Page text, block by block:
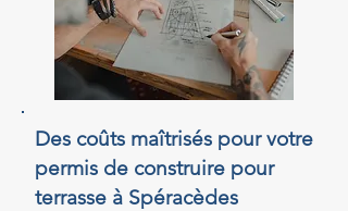
Des coûts maîtrisés pour votre
permis de construire pour
terrasse à Spéracèdes